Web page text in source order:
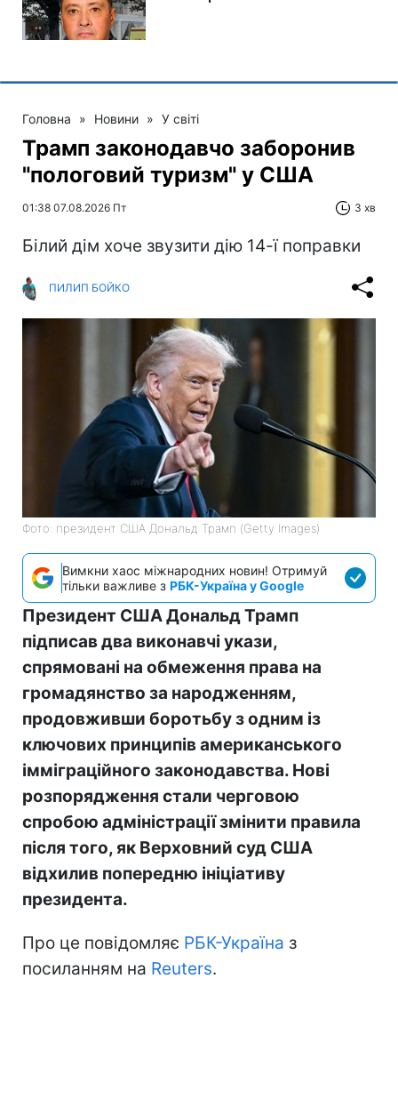
Головна » Новини » У світі
Трамп законодавчо заборонив
"пологовий туризм" у США
01:38 07.08.2026 Пт 3 хв
Білий дім хоче звузити дію 14-ї поправки
ПИЛИП БОЙКО
Фото: президент США Дональд Трамп (Getty Images)
Вимкни хаос міжнародних новин! Отримуй
тільки важливе з РБК-Україна у Google
Президент США Дональд Трамп
підписав два виконавчі укази,
спрямовані на обмеження права на
громадянство за народженням,
продовживши боротьбу з одним із
ключових принципів американського
імміграційного законодавства. Нові
розпорядження стали черговою
спробою адміністрації змінити правила
після того, як Верховний суд США
відхилив попередню ініціативу
президента.
Про це повідомляє РБК-Україна з
посиланням на Reuters.